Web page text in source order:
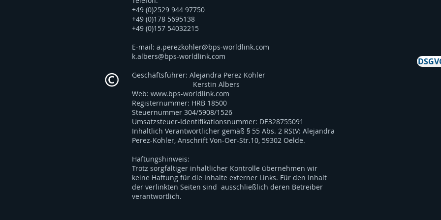
+49 (0)2529 944 97750
+49 (0)178 5695138
+49 (0)157 54032215
E-mail: a.perezkohler@bps-worldlink.com
k.albers@bps-worldlink.com
Geschäftsführer: Alejandra Perez Kohler
Kerstin Albers
Web: www.bps-worldlink.com
Registernummer: HRB 18500
Steuernummer 304/5908/1526
Umsatzsteuer-Identifikationsnummer: DE328755091
Inhaltlich Verantwortlicher gemäß § 55 Abs. 2 RStV: Alejandra
Perez-Kohler, Anschrift Von-Oer-Str.10, 59302 Oelde.
Haftungshinweis:
Trotz sorgfältiger inhaltlicher Kontrolle übernehmen wir
keine Haftung für die Inhalte externer Links. Für den Inhalt
der verlinkten Seiten sind ausschließlich deren Betreiber
verantwortlich.